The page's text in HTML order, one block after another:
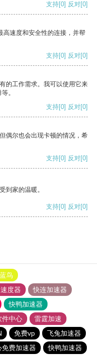
支持[0] 反对[0]
高速度和安全性的连接，并帮
支持[0] 反对[0]
的工作需求。我可以使用它来
。
支持[0] 反对[0]
偶尔也会出现卡顿的情况，希
支持[0] 反对[0]
到家的温暖。
支持[0] 反对[0]
鸟
度器
快连加速器
快鸭加速器
件中心
雷霆加速
免费vp
飞兔加速器
免费加速器
快鸭加速器